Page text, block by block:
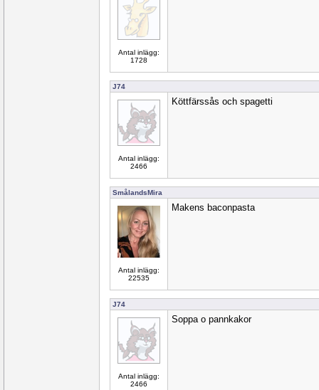
Antal inlägg:
1728
J74
Antal inlägg:
2466
Köttfärssås och spagetti
SmålandsMira
Antal inlägg:
22535
Makens baconpasta
J74
Antal inlägg:
2466
Soppa o pannkakor